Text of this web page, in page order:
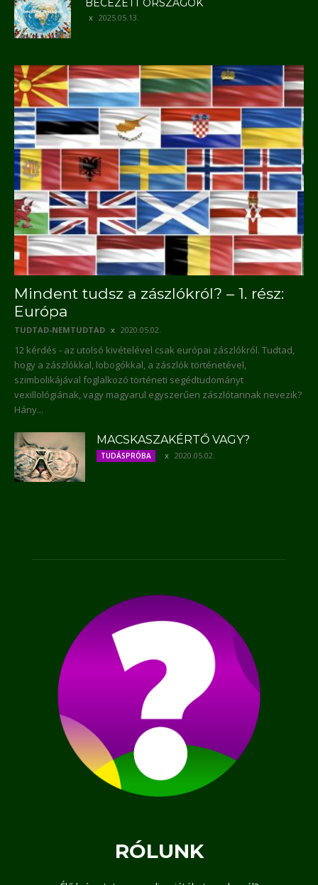
2025.05.13.
Mindent tudsz a zászlókról? – 1. rész:
Európa
TUDTAD-NEMTUDTAD 2020.05.02.
12 kérdés - az utolsó kivételével csak európai zászlókról. Tudtad,
hogy a zászlókkal, lobogókkal, a zászlók történetével,
szimbolikájával foglalkozó történeti segédtudományt
vexillológiának, vagy magyarul egyszerűen zászlótannak nevezik?
Hány...
MACSKASZAKÉRTŐ VAGY?
TUDÁSPRÓBA 2020.05.02.
RÓLUNK